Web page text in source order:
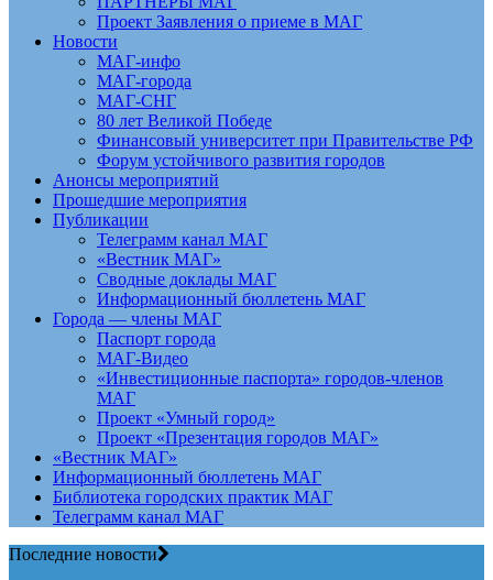
Проект Заявления о приеме в МАГ
Новости
МАГ-инфо
МАГ-города
МАГ-СНГ
80 лет Великой Победе
Финансовый университет при Правительстве РФ
Форум устойчивого развития городов
Анонсы мероприятий
Прошедшие мероприятия
Публикации
Телеграмм канал МАГ
«Вестник МАГ»
Сводные доклады МАГ
Информационный бюллетень МАГ
Города — члены МАГ
Паспорт города
МАГ-Видео
«Инвестиционные паспорта» городов-членов
МАГ
Проект «Умный город»
Проект «Презентация городов МАГ»
«Вестник МАГ»
Информационный бюллетень МАГ
Библиотека городских практик МАГ
Телеграмм канал МАГ
Последние новости